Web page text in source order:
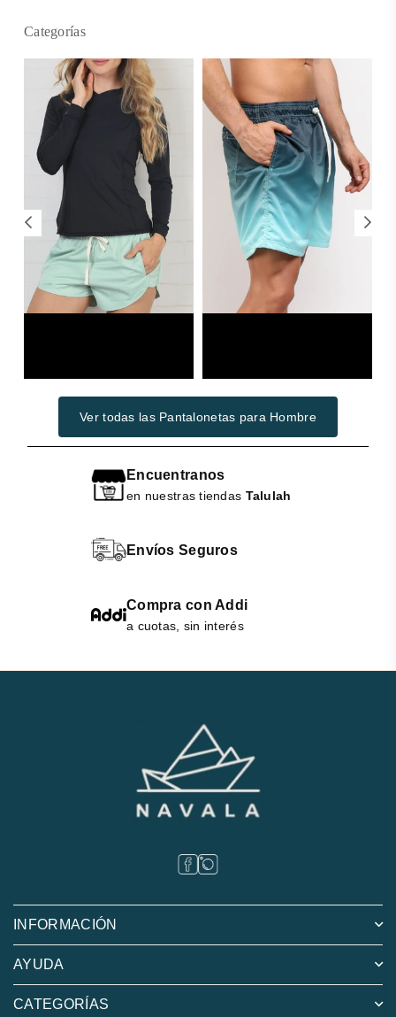
Categorías
Ver todas las Pantalonetas para Hombre
Encuentranos
en nuestras tiendas Talulah
Envíos Seguros
Compra con Addi
a cuotas, sin interés
INFORMACIÓN
AYUDA
CATEGORÍAS